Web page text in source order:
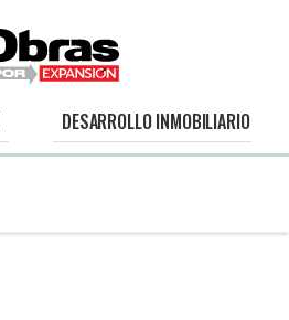
DESARROLLO INMOBILIARIO